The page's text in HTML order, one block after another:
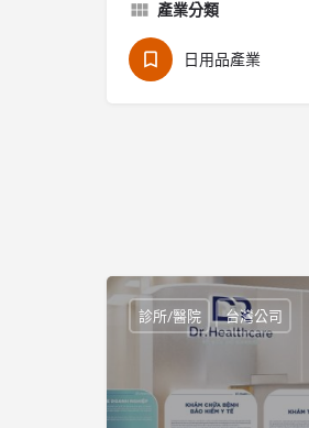
產業分類
日用品產業
診所/醫院 台灣公司